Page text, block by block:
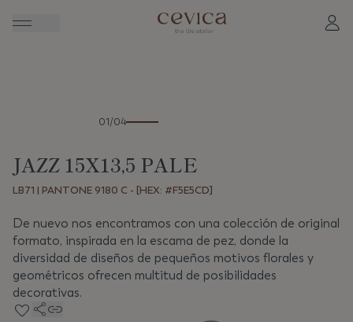
01/04
JAZZ 15X13,5 PALE
LB71 | PANTONE 9180 C - [HEX: #F5E5CD]
De nuevo nos encontramos con una colección de original
formato, inspirada en la escama de pez, donde la
diversidad de diseños de pequeños motivos florales y
geométricos ofrecen multitud de posibilidades
decorativas.